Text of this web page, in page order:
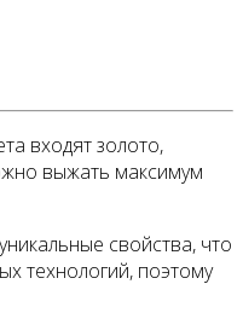
входят золото,
выжать максимум
свойства, что
технологий, поэтому